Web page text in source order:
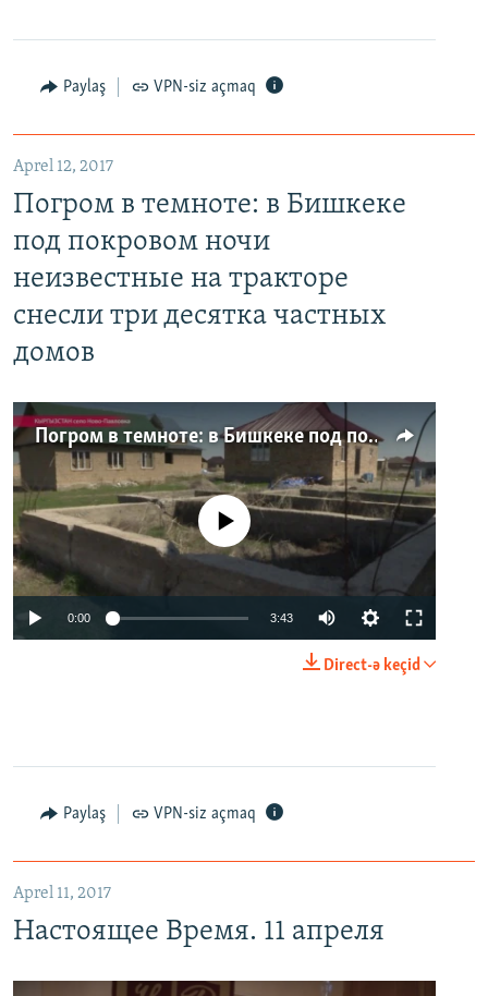
Paylaş VPN-siz açmaq
Aprel 12, 2017
Погром в темноте: в Бишкеке
под покровом ночи
неизвестные на тракторе
снесли три десятка частных
домов
Погром в темноте: в Бишкеке под покровом ночи неизвестные на тракторе снесли три десятка частных домов
No media source currently available
0:00 3:43
Direct-ə keçid
Paylaş VPN-siz açmaq
Aprel 11, 2017
Настоящее Время. 11 апреля